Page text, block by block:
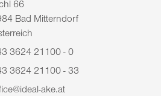
66
Bad Mitterndorf
3624 21100 - 0
3624 21100 - 33
ake.at